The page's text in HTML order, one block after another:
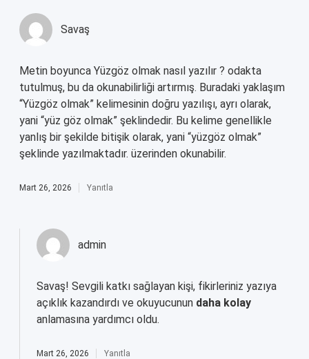
Savaş
Metin boyunca Yüzgöz olmak nasıl yazılır ? odakta
tutulmuş, bu da okunabilirliği artırmış. Buradaki yaklaşım
“Yüzgöz olmak” kelimesinin doğru yazılışı, ayrı olarak,
yani “yüz göz olmak” şeklindedir. Bu kelime genellikle
yanlış bir şekilde bitişik olarak, yani “yüzgöz olmak”
şeklinde yazılmaktadır. üzerinden okunabilir.
Mart 26, 2026 Yanıtla
admin
Savaş! Sevgili katkı sağlayan kişi, fikirleriniz yazıya
açıklık kazandırdı ve okuyucunun daha kolay
anlamasına yardımcı oldu.
Mart 26, 2026 Yanıtla